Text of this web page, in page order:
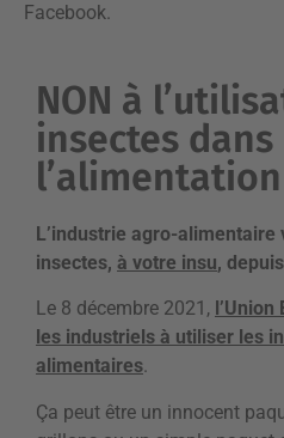
Facebook.
NON à
insectes dans
L’industrie agro-
insectes, à votre insu,
Le 8 décembre 2021, l’Union
les industriels à utiliser les
alimentaires.
Ça peut être un innocent